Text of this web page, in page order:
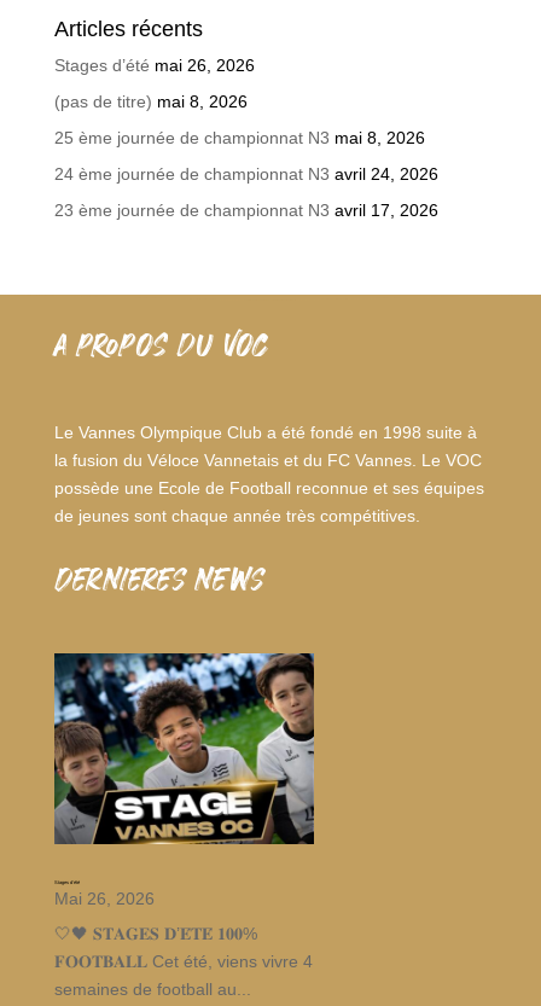
Articles récents
Stages d’été mai 26, 2026
(pas de titre) mai 8, 2026
25 ème journée de championnat N3 mai 8, 2026
24 ème journée de championnat N3 avril 24, 2026
23 ème journée de championnat N3 avril 17, 2026
A PROPOS DU VOC
Le Vannes Olympique Club a été fondé en 1998 suite à
la fusion du Véloce Vannetais et du FC Vannes. Le VOC
possède une Ecole de Football reconnue et ses équipes
de jeunes sont chaque année très compétitives.
dernieres news
Stages d’été
Mai 26, 2026
🤍🖤 𝐒𝐓𝐀𝐆𝐄𝐒 𝐃’𝐄́𝐓𝐄́ 𝟏𝟎𝟎%
𝐅𝐎𝐎𝐓𝐁𝐀𝐋𝐋 Cet été, viens vivre 4
semaines de football au...